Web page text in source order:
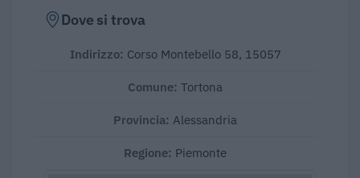
Dove si trova
Indirizzo: Corso Montebello 58, 15057
Comune: Tortona
Provincia: Alessandria
Regione: Piemonte